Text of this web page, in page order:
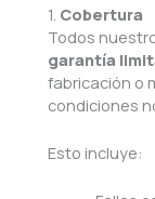
1. Cobertura
Todos
garantía
fabricación o
condiciones
Esto incluye: